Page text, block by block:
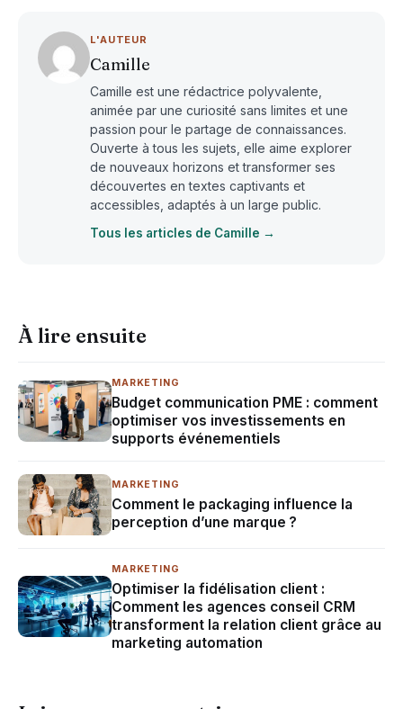
L'AUTEUR
Camille
Camille est une rédactrice polyvalente,
animée par une curiosité sans limites et une
passion pour le partage de connaissances.
Ouverte à tous les sujets, elle aime explorer
de nouveaux horizons et transformer ses
découvertes en textes captivants et
accessibles, adaptés à un large public.
Tous les articles de Camille →
À lire ensuite
MARKETING
Budget communication PME : comment
optimiser vos investissements en
supports événementiels
MARKETING
Comment le packaging influence la
perception d’une marque ?
MARKETING
Optimiser la fidélisation client :
Comment les agences conseil CRM
transforment la relation client grâce au
marketing automation